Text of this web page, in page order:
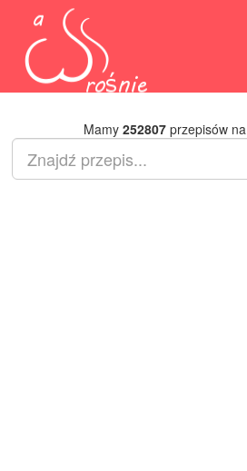
Mamy 252807przepisów na